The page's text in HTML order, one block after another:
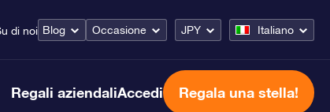
di noi Blog Occasione JPY Italiano
Regali aziendaliAccedi Regala una stella!